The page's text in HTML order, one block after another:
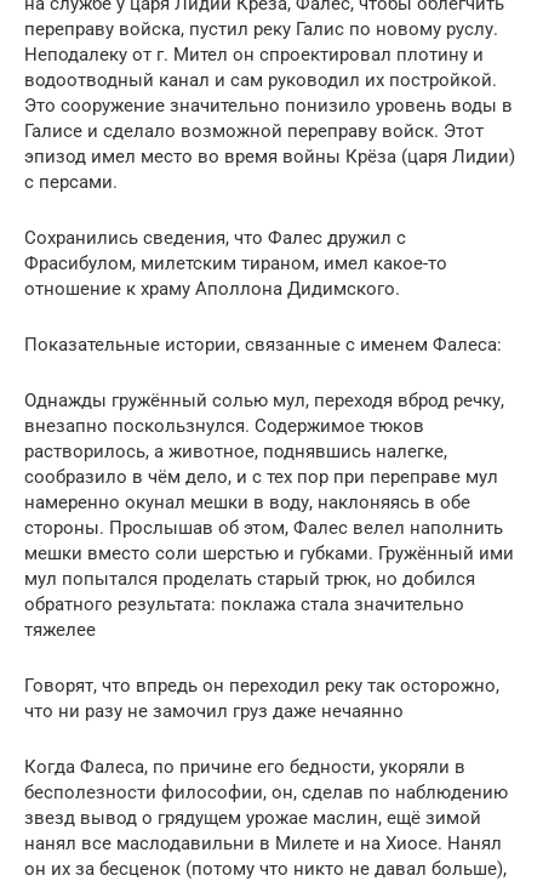
переправу войска, пустил реку Галис по новому руслу.
Неподалеку от г. Мител он спроектировал плотину и
водоотводный канал и сам руководил их постройкой.
Это сооружение значительно понизило уровень воды в
Галисе и сделало возможной переправу войск. Этот
эпизод имел место во время войны Крёза (царя Лидии)
с персами.
Сохранились сведения, что Фалес дружил с
Фрасибулом, милетским тираном, имел какое-то
отношение к храму Аполлона Дидимского.
Показательные истории, связанные с именем Фалеса:
Однажды гружённый солью мул, переходя вброд речку,
внезапно поскользнулся. Содержимое тюков
растворилось, а животное, поднявшись налегке,
сообразило в чём дело, и с тех пор при переправе мул
намеренно окунал мешки в воду, наклоняясь в обе
стороны. Прослышав об этом, Фалес велел наполнить
мешки вместо соли шерстью и губками. Гружённый ими
мул попытался проделать старый трюк, но добился
обратного результата: поклажа стала значительно
тяжелее
Говорят, что впредь он переходил реку так осторожно,
что ни разу не замочил груз даже нечаянно
Когда Фалеса, по причине его бедности, укоряли в
бесполезности философии, он, сделав по наблюдению
звезд вывод о грядущем урожае маслин, ещё зимой
нанял все маслодавильни в Милете и на Хиосе. Нанял
он их за бесценок (потому что никто не давал больше),